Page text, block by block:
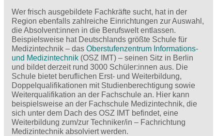
Wer frisch ausgebildete Fachkräfte sucht, hat in der
Region ebenfalls zahlreiche Einrichtungen zur Auswahl,
die Absolvent:innen in die Berufswelt entlassen.
Beispielsweise hat Deutschlands größte Schule für
Medizintechnik – das Oberstufenzentrum Informations-
und Medizintechnik (OSZ IMT) – seinen Sitz in Berlin
und bildet derzeit rund 3000 Schüler:innen aus. Die
Schule bietet beruflichen Erst- und Weiterbildung,
Doppelqualifikationen mit Studienberechtigung sowie
Weiterqualifikation an der Fachschule an. Hier kann
beispielsweise an der Fachschule Medizintechnik, die
sich unter dem Dach des OSZ IMT befindet, eine
Weiterbildung zum/zur Techniker/in – Fachrichtung
Medizintechnik absolviert werden.